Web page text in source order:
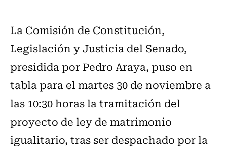
La Comisión de Constitución,
Legislación y Justicia del Senado,
presidida por Pedro Araya, puso en
tabla para el martes 30 de noviembre a
las 10:30 horas la tramitación del
proyecto de ley de matrimonio
igualitario, tras ser despachado por la